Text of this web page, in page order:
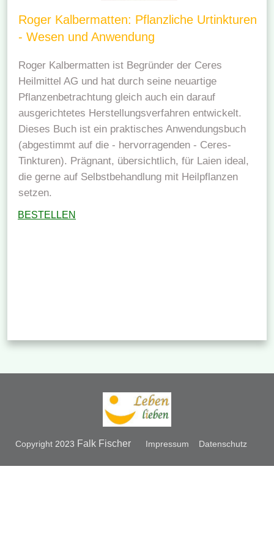
Roger Kalbermatten: Pflanzliche Urtinkturen
- Wesen und Anwendung
Roger Kalbermatten ist Begründer der Ceres
Heilmittel AG und hat durch seine neuartige
Pflanzenbetrachtung gleich auch ein darauf
ausgerichtetes Herstellungsverfahren entwickelt.
Dieses Buch ist ein praktisches Anwendungsbuch
(abgestimmt auf die - hervorragenden - Ceres-
Tinkturen). Prägnant, übersichtlich, für Laien ideal,
die gerne auf Selbstbehandlung mit Heilpflanzen
setzen.
BESTELLEN
Copyright 2023 Falk Fischer Impressum Datenschutz